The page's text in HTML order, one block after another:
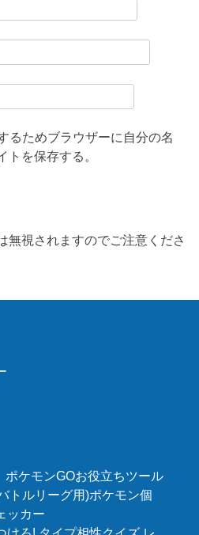
るためブラウザーに自分の名
トを保存する。
無視されますのでご注意くださ
ケモンGOお役立ちツール
トルリーグ用)ポケモン個
ッカー